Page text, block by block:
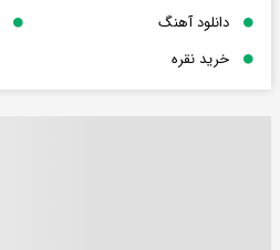
دانلود آهنگ
خرید نقره